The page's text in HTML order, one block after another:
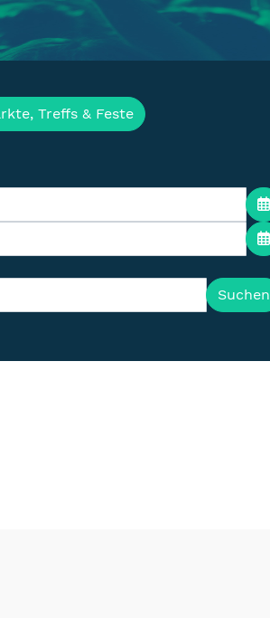
die Lausitz
Treffs & Feste
Suchen